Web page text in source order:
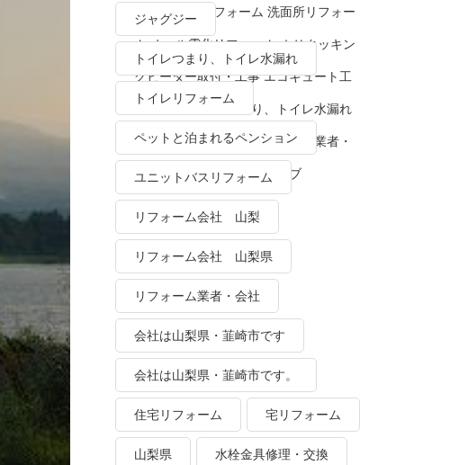
ーム トイレリフォーム 洗面所リフォー
ム オール電化リフォーム ＩＨクッキン
グヒーター取付・工事 エコキュート工
事・販売 トイレつまり、トイレ水漏れ
水栓金具修理・交換 リフォーム業者・
会社 ＴＯＴＯリモデルクラブ
ジャグジー
トイレつまり、トイレ水漏れ
トイレリフォーム
ペットと泊まれるペンション
ユニットバスリフォーム
リフォーム会社 山梨
リフォーム会社 山梨県
リフォーム業者・会社
会社は山梨県・韮崎市です
会社は山梨県・韮崎市です。
住宅リフォーム 宅リフォーム
山梨県 水栓金具修理・交換